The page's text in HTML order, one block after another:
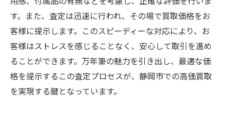
す。また、査定は迅速に行われ、その場で買取価格をお
客様に提示します。このスピーディーな対応により、お
客様はストレスを感じることなく、安心して取引を進め
ることができます。万年筆の魅力を引き出し、最適な価
格を提示するこの査定プロセスが、静岡市での高価買取
を実現する鍵となっています。